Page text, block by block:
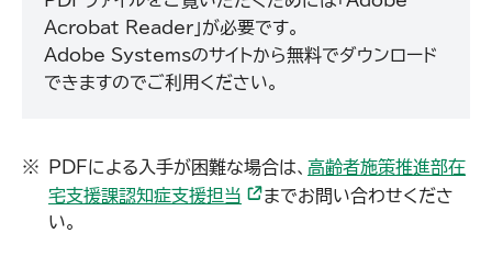
Acrobat Reader」が必要です。
Adobe Systemsのサイトから無料でダウンロード
できますのでご利用ください。
PDFによる入手が困難な場合は、 高齢者施策推進部在
宅支援課認知症支援担当
までお問い合わせくださ
い。